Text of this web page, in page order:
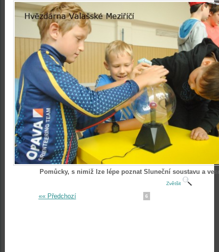
Pomůcky, s nimiž lze lépe poznat Sluneční soustavu a
Zvětšit
«« Předchozí 6